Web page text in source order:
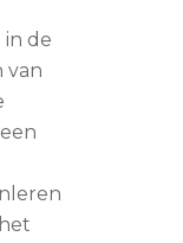
de
van